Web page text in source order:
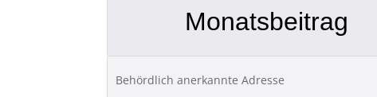
Monatsbeitrag
Behördlich anerkannte Adresse